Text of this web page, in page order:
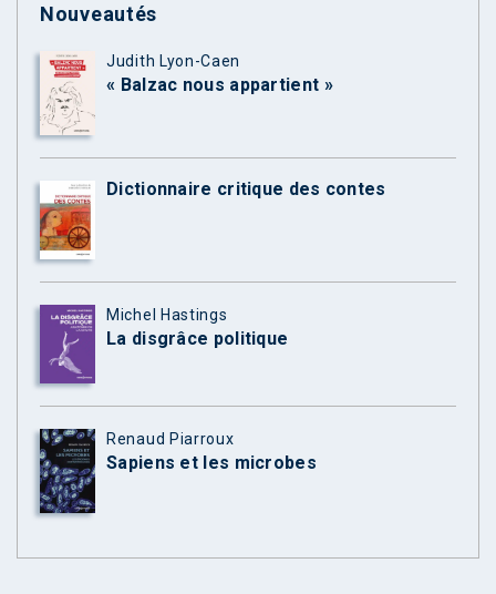
Nouveautés
Judith Lyon-Caen
« Balzac nous appartient »
Dictionnaire critique des contes
Michel Hastings
La disgrâce politique
Renaud Piarroux
Sapiens et les microbes